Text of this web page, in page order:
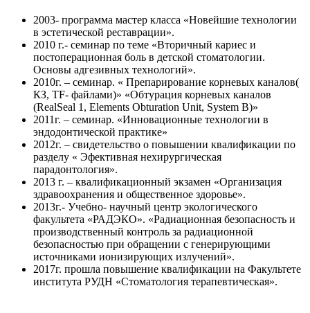
2003- программа мастер класса «Новейшие технологии
в эстетической реставрации».
2010 г.- семинар по теме «Вторичный кариес и
постоперационная боль в детской стоматологии.
Основы адгезивных технологий».
2010г. – семинар. « Препарирование корневых каналов(
КЗ, TF- файлами)» «Обтурация корневых каналов
(RealSeal 1, Elements Obturation Unit, System B)»
2011г. – семинар. «Инновационные технологии в
эндодонтической практике»
2012г. – свидетельство о повышении квалификации по
разделу « Эфективная нехирургическая
парадонтология».
2013 г. – квалификационный экзамен «Организация
здравоохранения и общественное здоровье».
2013г.- Учебно- научный центр экологического
факультета «РАДЭКО». «Радиационная безопасность и
производственный контроль за радиационной
безопасностью при обращении с генерирующими
источниками ионизирующих излучений».
2017г. прошла повышение квалификации на Факультете
института РУДН «Стоматология терапевтическая».